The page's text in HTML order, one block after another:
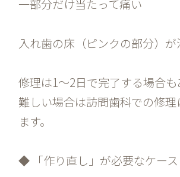
一部分だけ当たって痛い
入れ歯の床（ピンクの部分）が
修理は1〜2日で完了する場合
難しい場合は訪問歯科での修
ます。
◆ 「作り直し」が必要なケース